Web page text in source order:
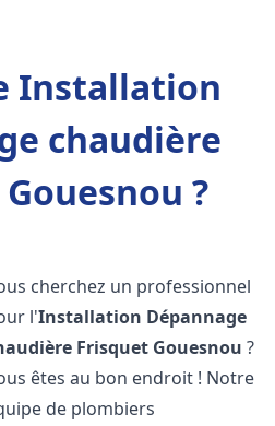
Installation
chaudière
?
cherchez un professionnel
l'Installation Dépannage
Frisquet Gouesnou ?
êtes au bon endroit ! Notre
de plombiers